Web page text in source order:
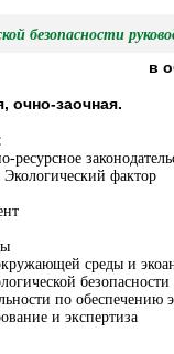
безопасности
в
очно-заочная.
ресурсное
фактор
среды и
безопасности
по обеспечению
и экспертиза